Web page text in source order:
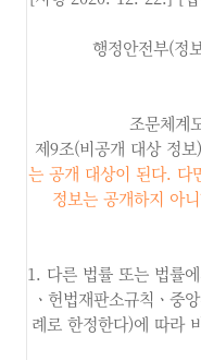
행정안전부(정
조문체계
제9조(비공개 대상 정보)
는 공개 대상이 된다. 다
정보는 공개하지 아
1. 다른 법률 또는 법률
ㆍ헌법재판소규칙ㆍ중
례로 한정한다)에 따라